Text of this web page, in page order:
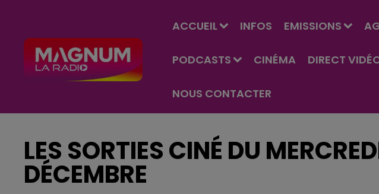
ACCUEIL INFOS EMISSIONS
PODCASTS CINÉMA DIRECT
NOUS CONTACTER
LES SORTIES CINÉ DU
DÉCEMBRE